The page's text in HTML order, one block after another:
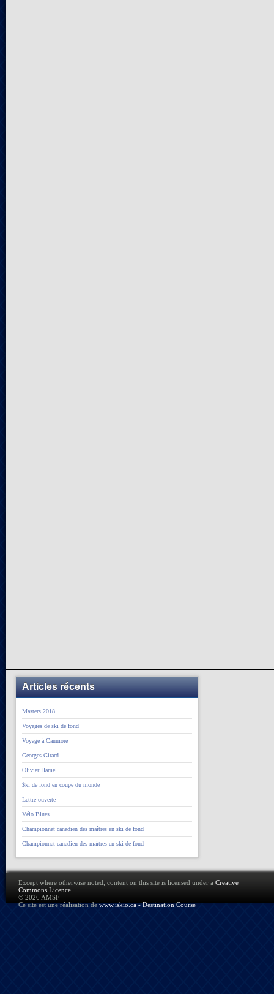
Articles récents
Masters 2018
Voyages de ski de fond
Voyage à Canmore
Georges Girard
Olivier Hamel
$ki de fond en coupe du monde
Lettre ouverte
Vélo Blues
Championnat canadien des maîtres en ski de fond
Championnat canadien des maîtres en ski de fond
Except where otherwise noted, content on this site is licensed under a Creative
Commons Licence
© 2026 AMSF
Ce site est une réalisation dewww.iskio.ca - Destination Course